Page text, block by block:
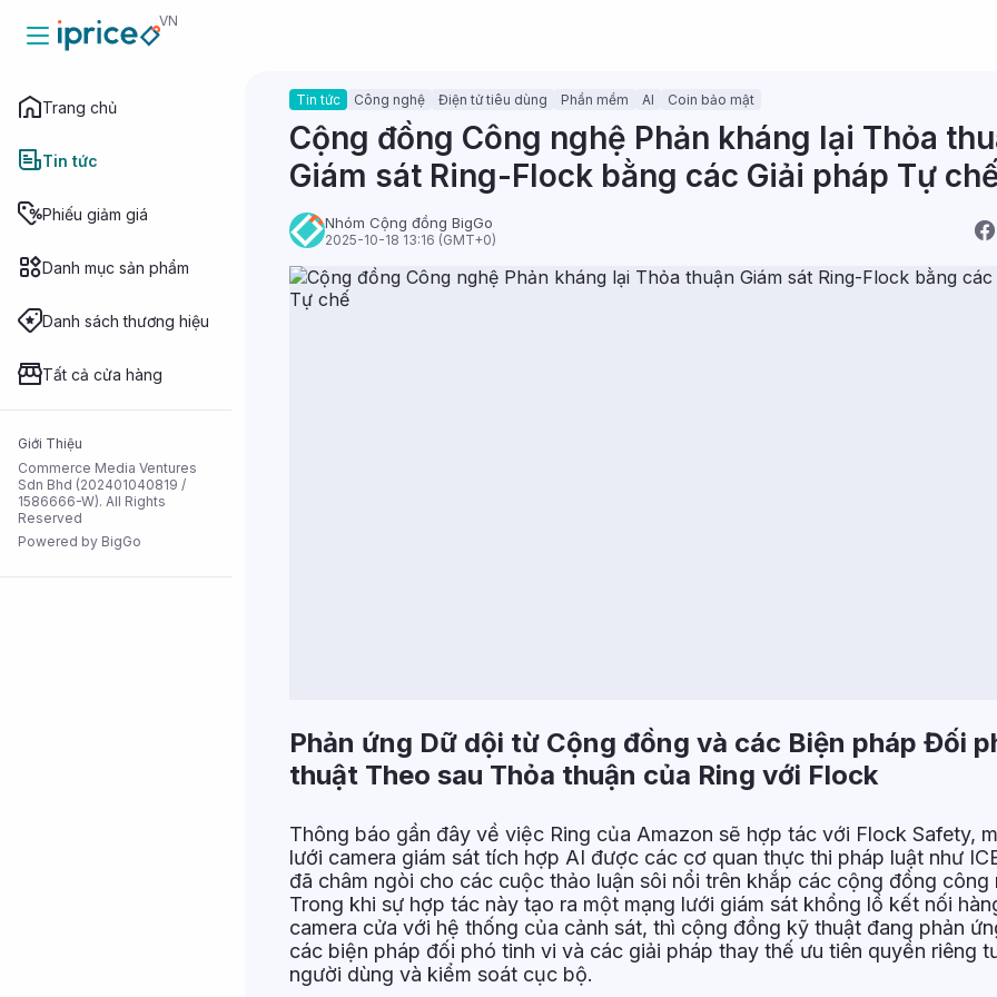
VN
Trang chủ
Tin tức
Phiếu giảm giá
Danh mục sản phẩm
Danh sách thương hiệu
Tất cả cửa hàng
Giới Thiệu
Commerce Media Ventures
Sdn Bhd (202401040819 /
1586666-W). All Rights
Reserved
Powered by BigGo
Tin tức
Phiếu giảm
phẩm
Danh sách
thương hiệu
Tất cả cửa
Tin tức Công nghệ Điện tử tiêu dùng Phần mềm AI Coin bảo mật
Cộng đồng Công nghệ Phản kháng lại Thỏa
Giám sát Ring-Flock bằng các Giải pháp Tự
Nhóm Cộng đồng BigGo
2025-10-18 13:16 (GMT+0)
Phản ứng Dữ dội từ Cộng đồng và các Biện pháp Đối
thuật Theo sau Thỏa thuận của Ring với Flock
Thông báo gần đây về việc Ring của Amazon sẽ hợp tác với Flock Safety,
lưới camera giám sát tích hợp AI được các cơ quan thực thi pháp luật như
đã châm ngòi cho các cuộc thảo luận sôi nổi trên khắp các cộng đồng công
Trong khi sự hợp tác này tạo ra một mạng lưới giám sát khổng lồ kết nối
camera cửa với hệ thống của cảnh sát, thì cộng đồng kỹ thuật đang phản
các biện pháp đối phó tinh vi và các giải pháp thay thế ưu tiên quyền riêng
người dùng và kiểm soát cục bộ.